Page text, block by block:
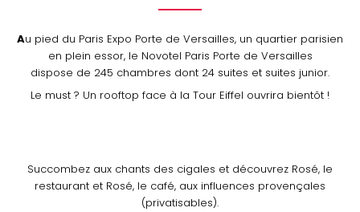
Au pied du Paris Expo Porte de Versailles, un quartier parisien
en plein essor, le Novotel Paris Porte de Versailles
dispose de 245 chambres dont 24 suites et suites junior.
Le must ? Un rooftop face à la Tour Eiffel ouvrira bientôt !
Succombez aux chants des cigales et découvrez Rosé, le
restaurant et Rosé, le café, aux influences provençales
(privatisables).